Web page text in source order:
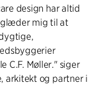
design har altid
mig til at
C.F. Møller." siger
arkitekt og partner i